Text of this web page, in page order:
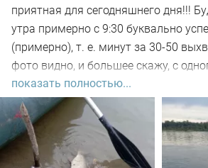
приятная для сегодняшнего дня!!!
утра примерно с 9:30 буквально
(примерно), т. е. минут за 30-50
фото видно, и большее скажу, с
был рыбак, который рыбачил с
на остров на белую рыбу, а сам
корягам. Уже много написал)))). Так
долбил до вечера выхода не как от
произошло не которое событие. Я
показать полностью...